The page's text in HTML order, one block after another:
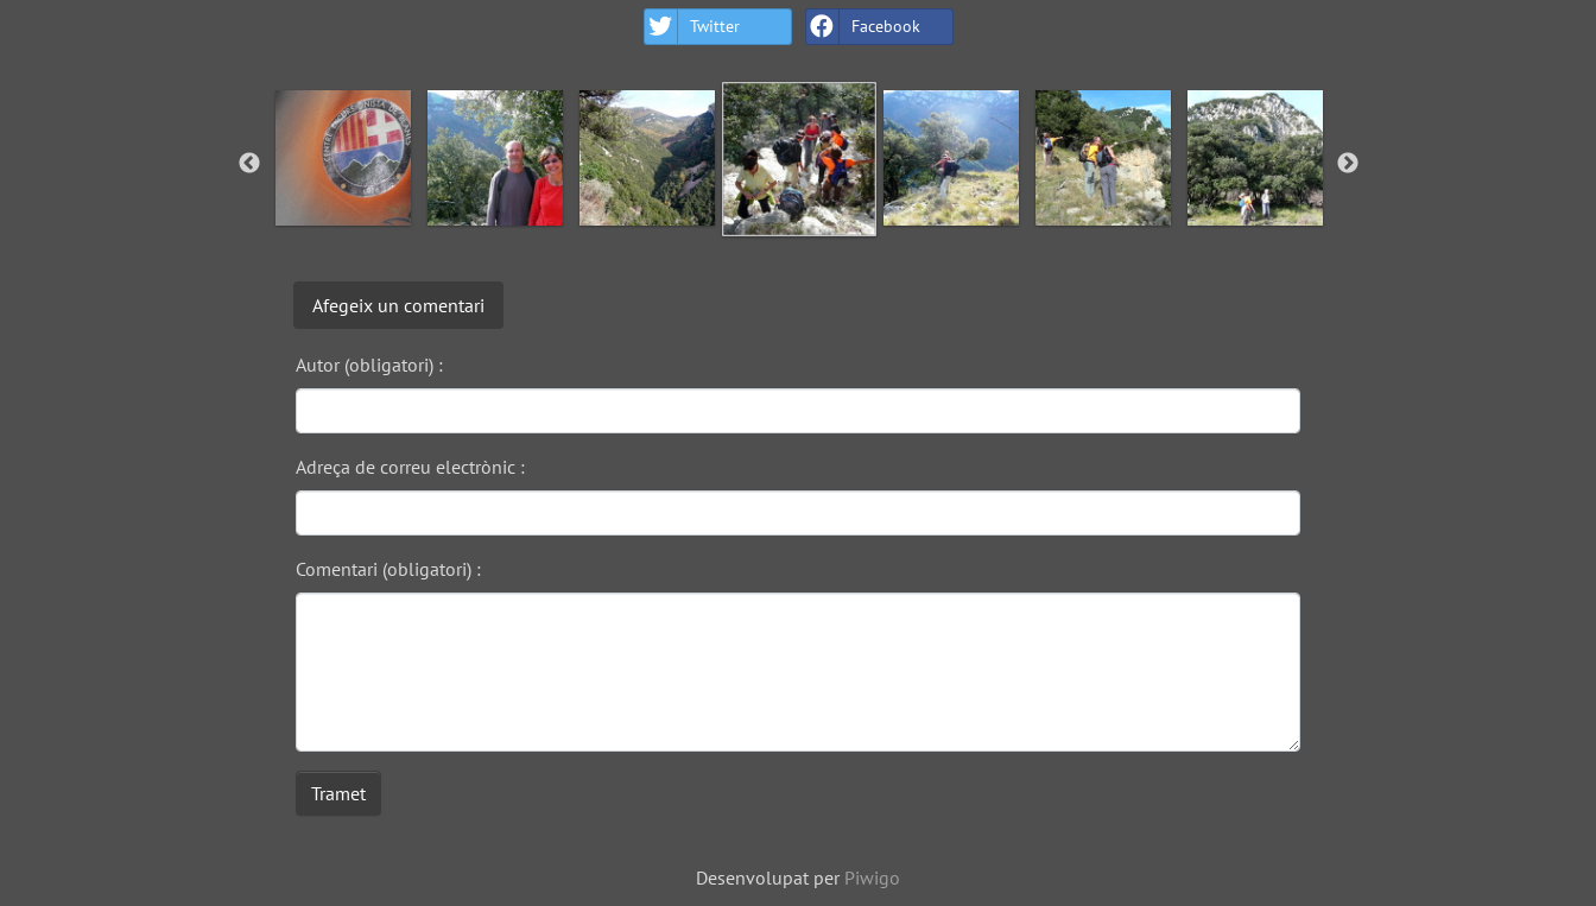
Twitter Facebook
Afegeix un comentari
Autor (obligatori) :
Adreça de correu electrònic :
Comentari (obligatori) :
Tramet
Desenvolupat per Piwigo